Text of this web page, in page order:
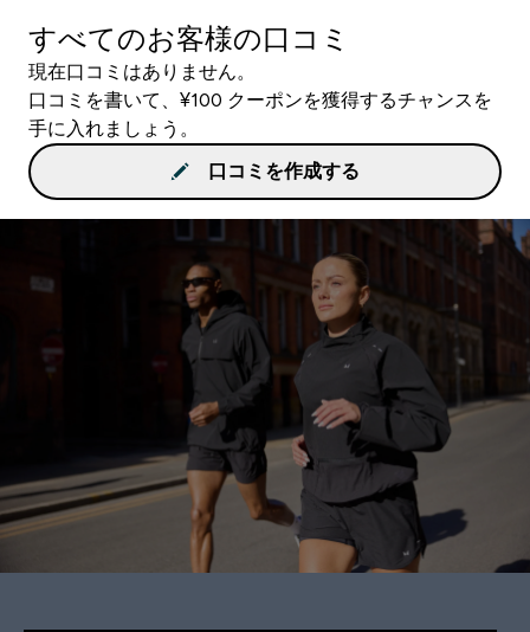
すべてのお客様の口コミ
現在口コミはありません。
口コミを書いて、¥100 クーポンを獲得するチャンスを
手に入れましょう。
口コミを作成する